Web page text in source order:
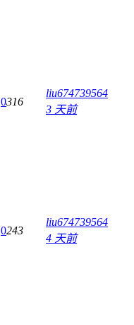
0316
liu674739564
3 天前
0243
liu674739564
4 天前